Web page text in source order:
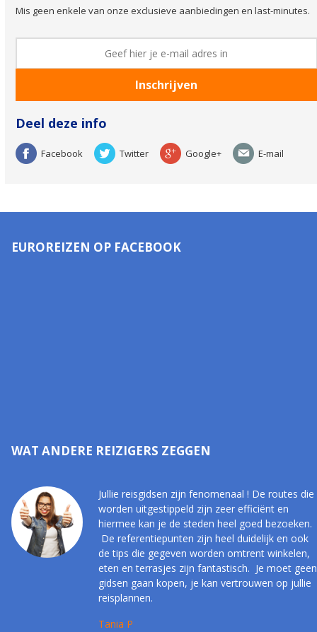
Mis geen enkele van onze exclusieve aanbiedingen en last-minutes.
Deel deze info
Facebook Twitter Google+ E-mail
EUROREIZEN OP FACEBOOK
WAT ANDERE REIZIGERS ZEGGEN
Jullie reisgidsen zijn fenomenaal ! De routes die
worden uitgestippeld zijn zeer efficiënt en
hiermee kan je de steden heel goed bezoeken.
De referentiepunten zijn heel duidelijk en ook
de tips die gegeven worden omtrent winkelen,
eten en terrasjes zijn fantastisch. Je moet geen
gidsen gaan kopen, je kan vertrouwen op jullie
reisplannen.
Tania P